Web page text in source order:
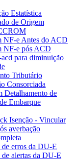
Estatística
de Origem
NF-e Antes do ACD
NF-e pós ACD
para diminuição
Tributário
Consorciada
Detalhamento de
Embarque
Isenção - Vincular
averbação
de erros da DU-E
alertas da DU-E